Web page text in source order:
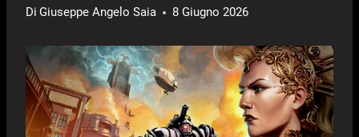
Di Giuseppe Angelo Saia 8 Giugno 2026